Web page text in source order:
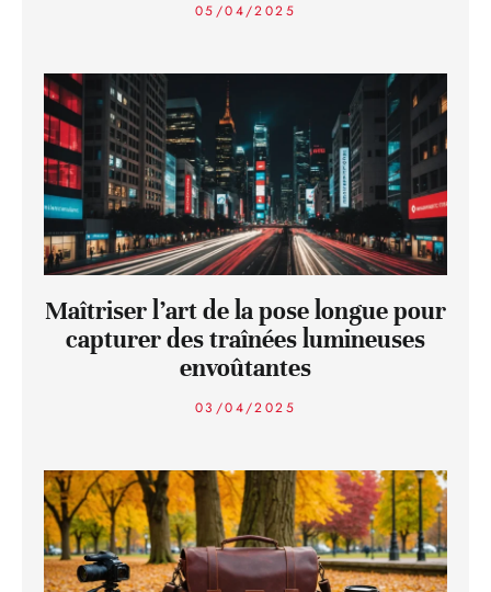
05/04/2025
Maîtriser l’art de la pose longue pour
capturer des traînées lumineuses
envoûtantes
03/04/2025